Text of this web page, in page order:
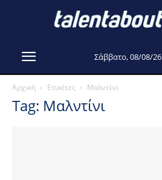
Σάββατο, 08/08/26
Αρχική Ετικέτες Μαλντίνι
Tag: Μαλντίνι